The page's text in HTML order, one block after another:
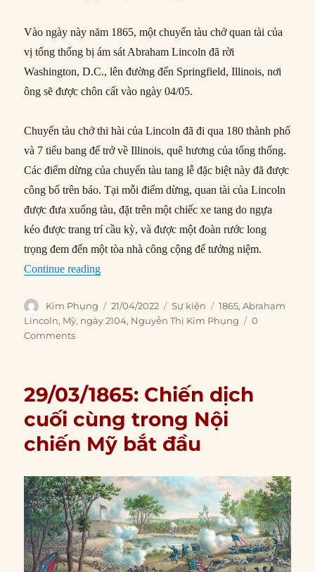
Vào ngày này năm 1865, một chuyến tàu chở quan tài của
vị tổng thống bị ám sát Abraham Lincoln đã rời
Washington, D.C., lên đường đến Springfield, Illinois, nơi
ông sẽ được chôn cất vào ngày 04/05.
Chuyến tàu chở thi hài của Lincoln đã đi qua 180 thành phố
và 7 tiểu bang để trở về Illinois, quê hương của tổng thống.
Các điểm dừng của chuyến tàu tang lễ đặc biệt này đã được
công bố trên báo. Tại mỗi điểm dừng, quan tài của Lincoln
được đưa xuống tàu, đặt trên một chiếc xe tang do ngựa
kéo được trang trí cầu kỳ, và được một đoàn rước long
trọng đem đến một tòa nhà công cộng để tưởng niệm.
Continue reading“21/04/1865: Chuyến tàu mang thi hài Lincoln
Author
Kim Phụng
Posted
on
21/04/2022 Categories
Sự kiện Tags
1865,Abraham
Lincoln, Mỹ, ngày 2104, Nguyễn Thị Kim Phụng
0
Comments
29/03/1865: Chiến dịch
cuối cùng trong Nội
chiến Mỹ bắt đầu